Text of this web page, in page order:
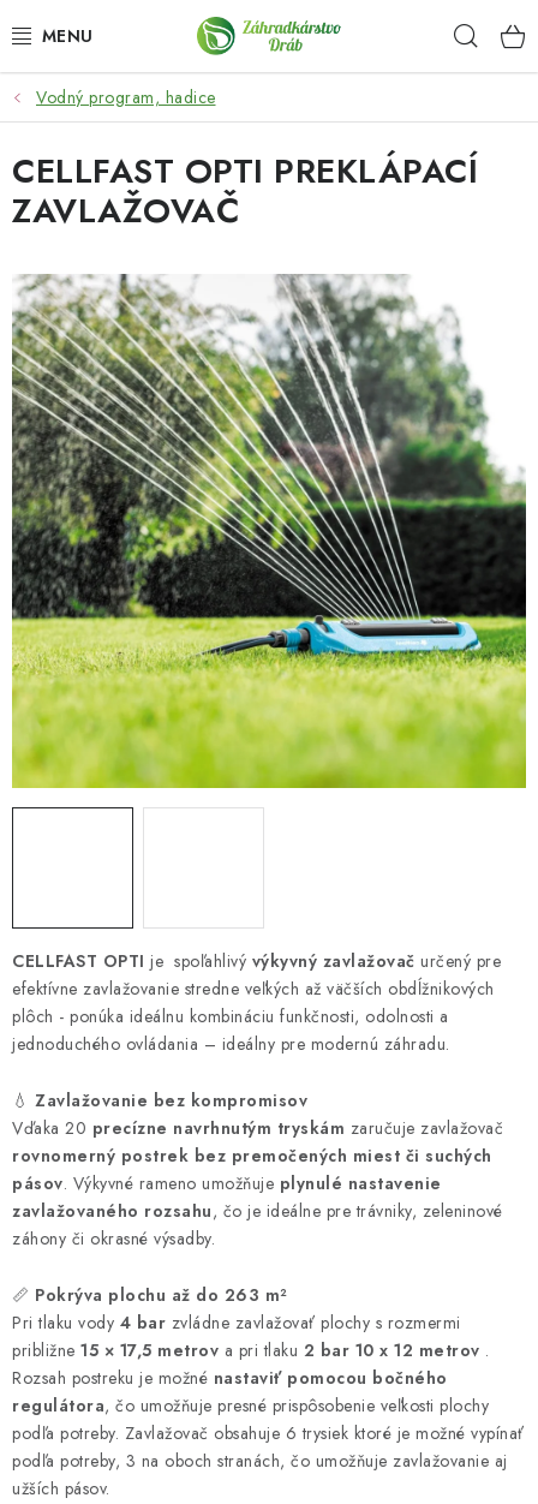
na
OKRASNÉ DREVINY
OLIVOVNÍKY, PALMY, CITRUSY
DROBNÉ OVOCIE
OVOCNÉ STROMY
KVETY A BYLINKY
SADIVÁ
ZÁHRADKÁRSKE POTREBY
HNOJIVÁ
CHÉMIA
KVETINÁČE
DEKORÁCIE
PRIESADY ZELENINY
Vodný program, hadice
CELLFAST OPTI je spoľahlivý výkyvný zavlažovač určený pre
efektívne zavlažovanie stredne veľkých až väčších obdĺžnikových
plôch - ponúka ideálnu kombináciu funkčnosti, odolnosti a
jednoduchého ovládania – ideálny pre modernú záhradu.
💧 Zavlažovanie bez kompromisov
Vďaka 20 precízne navrhnutým tryskám zaručuje zavlažovač
rovnomerný postrek bez premočených miest či suchých
pásov. Výkyvné rameno umožňuje plynulé nastavenie
zavlažovaného rozsahu, čo je ideálne pre trávniky, zeleninové
záhony či okrasné výsadby.
📏 Pokrýva plochu až do 263 m²
Pri tlaku vody 4 bar zvládne zavlažovať plochy s rozmermi
približne 15 × 17,5 metrov a pri tlaku 2 bar 10 x 12 metrov .
Rozsah postreku je možné nastaviť pomocou bočného
regulátora, čo umožňuje presné prispôsobenie veľkosti plochy
podľa potreby. Zavlažovač obsahuje 6 trysiek ktoré je možné vypínať
podľa potreby, 3 na oboch stranách, čo umožňuje zavlažovanie aj
užších pásov.
CELLFAST OPTI PREKLÁPACÍ
ZAVLAŽOVAČ